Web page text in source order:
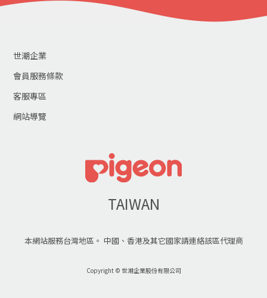
世潮企業
會員服務條款
客服專區
網站導覽
TAIWAN
本網站服務台灣地區。 中國、香港及其它國家請連絡該區代理商
Copyright © 世潮企業股份有限公司